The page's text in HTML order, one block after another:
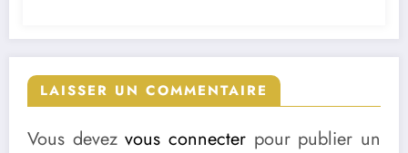
LAISSER UN COMMENTAIRE
Vous devezvous connecter pour publier un